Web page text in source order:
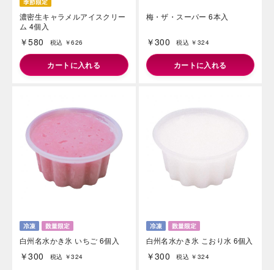
濃密生キャラメルアイスクリー
ム 4個入
￥580 税込 ￥626
カートに入れる
梅・ザ・スーパー 6本入
￥300 税込 ￥324
カートに入れる
白州名水かき氷 いちご 6個入
￥300 税込 ￥324
白州名水かき氷 こおり水 6個入
￥300 税込 ￥324